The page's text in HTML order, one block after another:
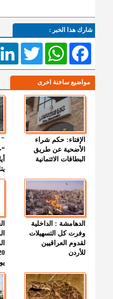
شارك هذا الخبر :
TwitterWhatsAppFacebook
مواضيع ساخنة اخرى
الإفتاء: حكم شراء
الأضحية عن طريق
البطاقات الائتمانية
الدهامشة : الداخلية
وفرت كل التسهيلات
لقدوم العراقيين
للأردن